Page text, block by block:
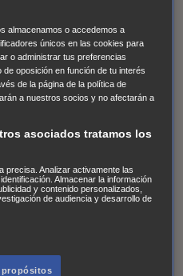
Libre de Culpa Morbius
En fuera de juego
la ley Duplicated Preacher
DOC Bite Club
Mad Dogs La Sustituta
Pines Accused CarterAlice
Einstein Sobrenatural Cómo
Ajuste de Cuentas
almacenamos o accedemos a
únicos en las cookies para
o administrar tus preferencias
oposición en función de tu interés
de la página de la política de
a nuestros socios y no afectarán a
asociados tratamos los
precisa. Analizar activamente las
Almacenar la información
y contenido personalizados,
de audiencia y desarrollo de
propósitos